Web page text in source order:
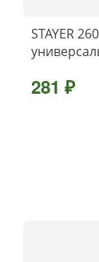
STAYER
281 ₽